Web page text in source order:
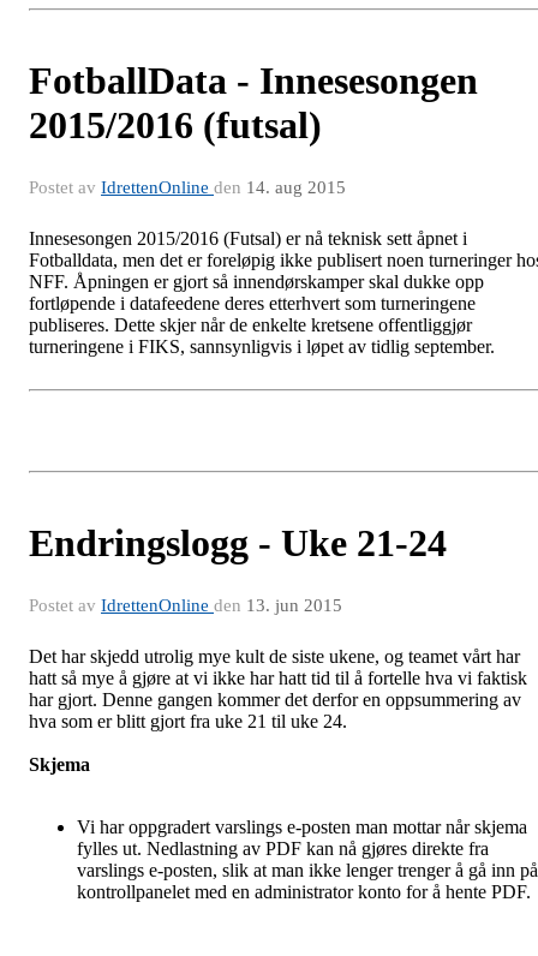
FotballData - Innesesongen
2015/2016 (futsal)
Postet av IdrettenOnline den 14. aug 2015
Innesesongen 2015/2016 (Futsal) er nå teknisk sett åpnet i
Fotballdata, men det er foreløpig ikke publisert noen turneringer
NFF. Åpningen er gjort så innendørskamper skal dukke opp
fortløpende i datafeedene deres etterhvert som turneringene
publiseres. Dette skjer når de enkelte kretsene offentliggjør
turneringene i FIKS, sannsynligvis i løpet av tidlig september.
Endringslogg - Uke 21-24
Postet av IdrettenOnline den 13. jun 2015
Det har skjedd utrolig mye kult de siste ukene, og teamet vårt har
hatt så mye å gjøre at vi ikke har hatt tid til å fortelle hva vi faktisk
har gjort. Denne gangen kommer det derfor en oppsummering av
hva som er blitt gjort fra uke 21 til uke 24.
Skjema
Vi har oppgradert varslings e-posten man mottar når skjema
fylles ut. Nedlastning av PDF kan nå gjøres direkte fra
varslings e-posten, slik at man ikke lenger trenger å gå inn på
kontrollpanelet med en administrator konto for å hente PDF.